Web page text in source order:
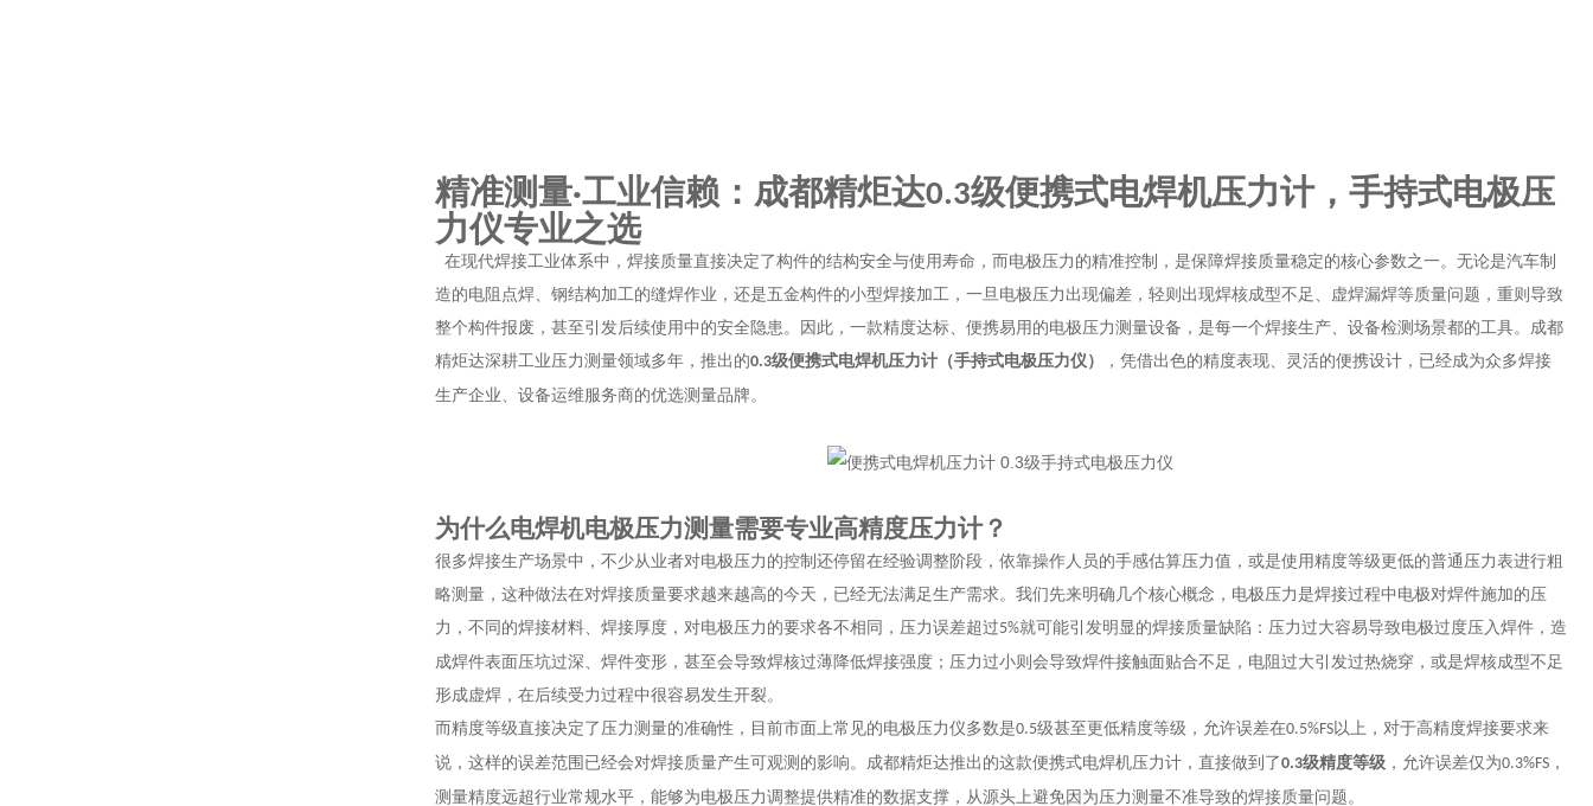
精准测量·工业信赖：成都精炬达0.3级便携式电焊机压力计，手持式电极压
力仪专业之选
在现代焊接工业体系中，焊接质量直接决定了构件的结构安全与使用寿命，而电极压力的精准控制，是保障焊接质量稳定的核心参数之一。无论是汽车制
造的电阻点焊、钢结构加工的缝焊作业，还是五金构件的小型焊接加工，一旦电极压力出现偏差，轻则出现焊核成型不足、虚焊漏焊等质量问题，重则导致
整个构件报废，甚至引发后续使用中的安全隐患。因此，一款精度达标、便携易用的电极压力测量设备，是每一个焊接生产、设备检测场景都的工具。成都
精炬达深耕工业压力测量领域多年，推出的0.3级便携式电焊机压力计（手持式电极压力仪）
，凭借出色的精度表现、灵活的便携设计，已经成为众多焊接
生产企业、设备运维服务商的优选测量品牌。
为什么电焊机电极压力测量需要专业高精度压力计？
很多焊接生产场景中，不少从业者对电极压力的控制还停留在经验调整阶段，依靠操作人员的手感估算压力值，或是使用精度等级更低的普通压力表进行粗
略测量，这种做法在对焊接质量要求越来越高的今天，已经无法满足生产需求。我们先来明确几个核心概念，电极压力是焊接过程中电极对焊件施加的压
力，不同的焊接材料、焊接厚度，对电极压力的要求各不相同，压力误差超过5%就可能引发明显的焊接质量缺陷：压力过大容易导致电极过度压入焊件，造
成焊件表面压坑过深、焊件变形，甚至会导致焊核过薄降低焊接强度；压力过小则会导致焊件接触面贴合不足，电阻过大引发过热烧穿，或是焊核成型不足
形成虚焊，在后续受力过程中很容易发生开裂。
而精度等级直接决定了压力测量的准确性，目前市面上常见的电极压力仪多数是0.5级甚至更低精度等级，允许误差在0.5%FS以上，对于高精度焊接要求来
说，这样的误差范围已经会对焊接质量产生可观测的影响。成都精炬达推出的这款便携式电焊机压力计，直接做到了0.3级精度等级，允许误差仅为0.3%FS，
测量精度远超行业常规水平，能够为电极压力调整提供精准的数据支撑，从源头上避免因为压力测量不准导致的焊接质量问题。